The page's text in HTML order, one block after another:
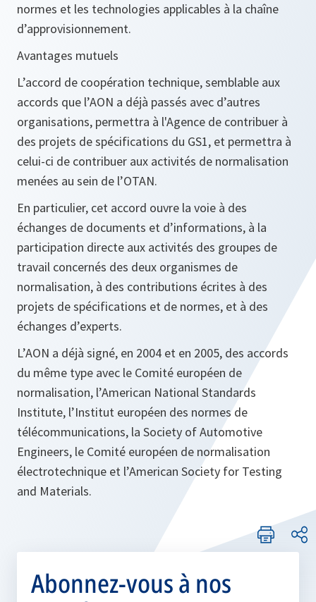
normes et les technologies applicables à la chaîne
d’approvisionnement.
Avantages mutuels
L’accord de coopération technique, semblable aux
accords que l’AON a déjà passés avec d’autres
organisations, permettra à l'Agence de contribuer à
des projets de spécifications du GS1, et permettra à
celui-ci de contribuer aux activités de normalisation
menées au sein de l’OTAN.
En particulier, cet accord ouvre la voie à des
échanges de documents et d’informations, à la
participation directe aux activités des groupes de
travail concernés des deux organismes de
normalisation, à des contributions écrites à des
projets de spécifications et de normes, et à des
échanges d’experts.
L’AON a déjà signé, en 2004 et en 2005, des accords
du même type avec le Comité européen de
normalisation, l’American National Standards
Institute, l’Institut européen des normes de
télécommunications, la Society of Automotive
Engineers, le Comité européen de normalisation
électrotechnique et l’American Society for Testing
and Materials.
Abonnez-vous à nos